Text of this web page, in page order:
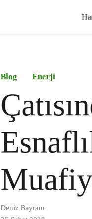
Blog Enerji
Deniz Bayram